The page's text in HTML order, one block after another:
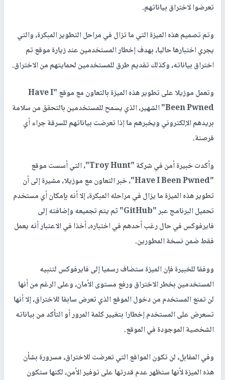
تعرضوا لاختراق بياناتهم.
وتم تصميم هذه الميزة التي ما تزال في مراحل التطوير المبكرة، والتي
يجري اختبارها حاليا، بهدف إخطار المستخدمين عند زيارة موقع تم
اختراق بياناته، وكذلك تقديم طرق للمستخدمين لحمايتهم من الاختراق.
وتعمل موزيلا على تطوير هذه الميزة بالتعاون مع موقع "Have I
Been Pwned" الشهير، الذي يسمح للمستخدمين بالتحقق من سلامة
بريدهم الإلكتروني ويخبرهم ما إذا تعرضت بياناتهم للسرقة جراء أي
قرصنة.
وأكدت خبيرة أمن في شركة "Troy Hunt"، التي أسست موقع
"Have I Been Pwned"، خبر التعاون مع موزيلا، مشيرة إلى أن
تطوير هذه الميزة ما يزال في مراحله المبكرة، إلا أنه بإمكان أي مستخدم
تحميل البرنامج عبر "GitHub" ثم يتم تجميعه وإضافته إلى
فايرفوكس في حال رغب أحدهم في اختباره، أخذا في الاعتبار أنه يعمل
فقط ضمن نسخة المطورين.
ووفقا للخبيرة فإن الميزة ستضاف رسميا إلى فايرفوكس لتنبيه
المستخدمين بخطر الاختراق ورفع مستوى الأمان، وعلى الرغم من أنها
لن تمنع المستخدم من دخول الموقع الذي تعرض سابقا للاختراق، إلا أنها
تسعرض على المستخدم إخطارا بتغيير كلمة المرور أو التأكد من بياناته
الشخصية الموجودة في الموقع.
وفي المقابل، لن تكون المواقع التي تعرضت للاختراق، مسرورة بشأن
هذه الميزة لأنها ستظهر عدم قدرتها على توفير الأمن، لكنها ستكون